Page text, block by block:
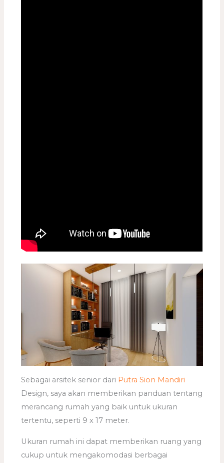
Sebagai arsitek senior dari Putra Sion Mandiri
Design, saya akan memberikan panduan tentang
merancang rumah yang baik untuk ukuran
tertentu, seperti 9 x 17 meter.
Ukuran rumah ini dapat memberikan ruang yang
cukup untuk mengakomodasi berbagai